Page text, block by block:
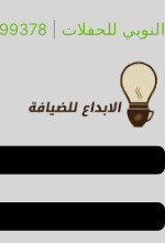
إلى
المحتوى
النوبي للحفلات | 66899378